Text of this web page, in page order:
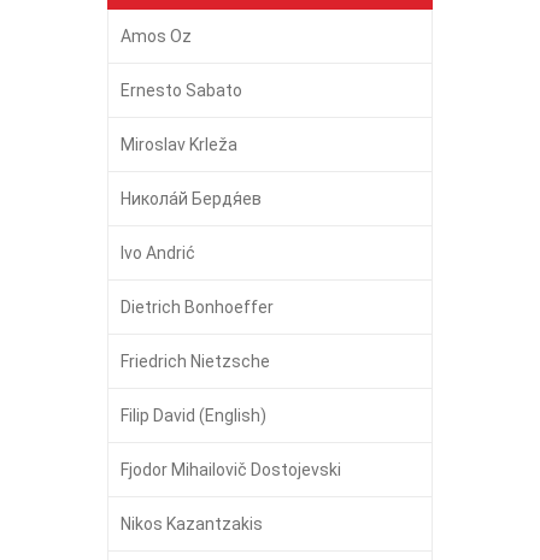
Amos Oz
Ernesto Sabato
Miroslav Krleža
Никола́й Бердя́ев
Ivo Andrić
Dietrich Bonhoeffer
Friedrich Nietzsche
Filip David (English)
Fjodor Mihailovič Dostojevski
Nikos Kazantzakis